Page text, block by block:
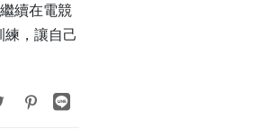
續在電競
，讓自己